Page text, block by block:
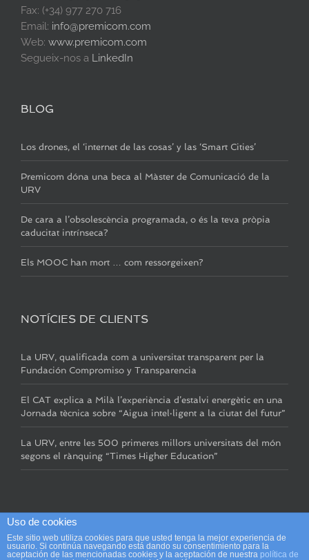
Fax: (+34) 977 270 716
Email: info@premicom.com
Web: www.premicom.com
Segueix-nos a LinkedIn
BLOG
Los drones, el ‘internet de las cosas’ y las ‘Smart Cities’
Premicom dóna una beca al Màster de Comunicació de la
URV
De cara a l’obsolescència programada, o és la teva pròpia
caducitat intrínseca?
Els MOOC han mort … com ressorgeixen?
NOTÍCIES DE CLIENTS
La URV, qualificada com a universitat transparent per la
Fundación Compromiso y Transparencia
El CAT explica a Milà l’experiència d’estalvi energètic en una
Jornada tècnica sobre “Aigua intel·ligent a la ciutat del futur”
La URV, entre les 500 primeres millors universitats del món
segons el rànquing “Times Higher Education”
Copyright 2016 Premsa i Comunicació S.L | Un projecte
Uso de cookies
Este sitio web utiliza cookies para que usted tenga la mejor experiencia de
usuario. Si continúa navegando está dando su consentimiento para la
aceptación de las mencionadas cookies y la aceptación de nuestra política de